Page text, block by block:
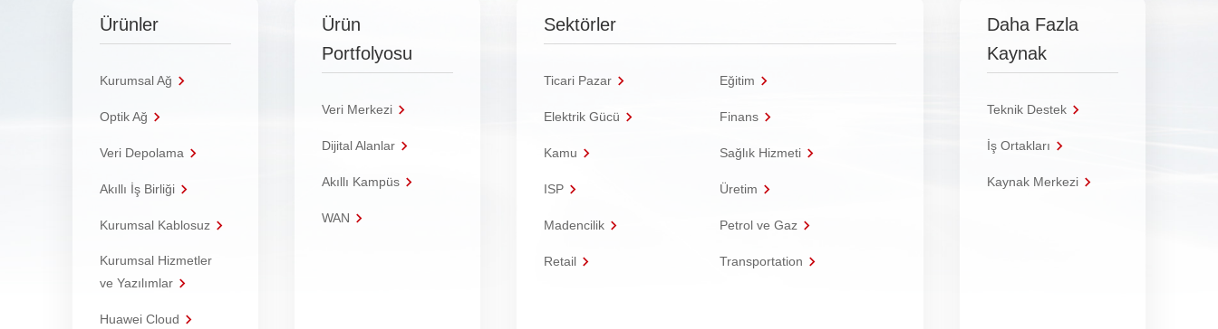
Ürünler
Kurumsal Ağ
Optik Ağ
Veri Depolama
Akıllı İş Birliği
Kurumsal Kablosuz
Kurumsal Hizmetler
ve Yazılımlar
Huawei Cloud
Ürün
Portfolyosu
Veri Merkezi
Dijital Alanlar
Akıllı Kampüs
WAN
Sektörler
Ticari Pazar Eğitim
Elektrik Gücü Finans
Kamu Sağlık Hizmeti
ISP Üretim
Madencilik Petrol ve Gaz
Retail Transportation
Daha Fazla
Kaynak
Teknik Destek
İş Ortakları
Kaynak Merkezi